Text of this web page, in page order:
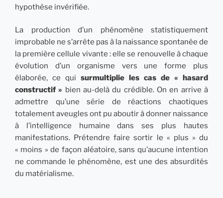
hypothèse invérifiée.
La production d’un phénomène statistiquement
improbable ne s’arrête pas à la naissance spontanée de
la première cellule vivante : elle se renouvelle à chaque
évolution d’un organisme vers une forme plus
élaborée, ce qui surmultiplie les cas de « hasard
constructif » bien au-delà du crédible. On en arrive à
admettre qu’une série de réactions chaotiques
totalement aveugles ont pu aboutir à donner naissance
à l’intelligence humaine dans ses plus hautes
manifestations. Prétendre faire sortir le « plus » du
« moins » de façon aléatoire, sans qu’aucune intention
ne commande le phénomène, est une des absurdités
du matérialisme.